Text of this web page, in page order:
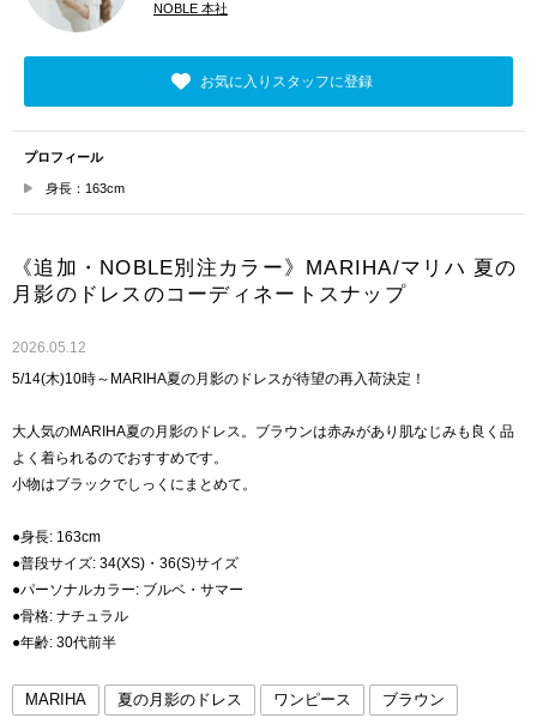
NOBLE 本社
お気に入りスタッフに登録
プロフィール
身長：163cm
《追加・NOBLE別注カラー》MARIHA/マリハ 夏の
月影のドレスのコーディネートスナップ
2026.05.12
5/14(木)10時～MARIHA夏の月影のドレスが待望の再入荷決定！
大人気のMARIHA夏の月影のドレス。ブラウンは赤みがあり肌なじみも良く品
よく着られるのでおすすめです。
小物はブラックでしっくにまとめて。
●身長: 163cm
●普段サイズ: 34(XS)・36(S)サイズ
●パーソナルカラー: ブルベ・サマー
●骨格: ナチュラル
●年齢: 30代前半
MARIHA 夏の月影のドレス ワンピース ブラウン